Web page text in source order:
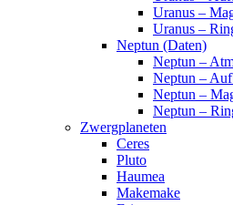
Uranus –
Uranus –
Neptun (Daten)
Neptun –
Neptun –
Neptun –
Neptun –
Zwergplaneten
Ceres
Pluto
Haumea
Makemake